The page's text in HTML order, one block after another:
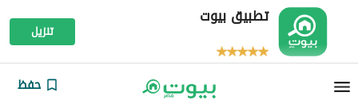
تطبيق بيوت
تنزيل
حفظ